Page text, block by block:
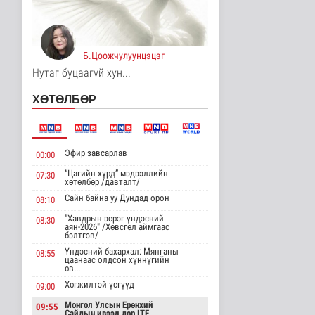
Манай улс Польш
улстай хөдөө аж ахуйн
салбарт өр..
3 цаг 7 минутын өмнө
Одон орны судлаачид
3 цаг 10 минутын өмнө
Боловсролын сайд
"Pearson" компани..
Улс төр
3 цаг 14 минутын өмнө
Б.Сэмжидмаа:
Зөвшөөрлийн шинжтэй
103 бүртгэлээс ..
Нийгэм
Төмөр замчдын
мэргэжлийн өдөрт
Б.Цоожчулуунцэцэг
Нутаг буцаагүй хун...
ХӨТӨЛБӨР
00:00 Эфир завсарлав
07:30
“Цагийн хүрд” мэдээллийн
хөтөлбөр /давталт/
08:10
Сайн байна уу Дундад орон
08:30
"Хавдрын эсрэг үндэсний
аян-2026" /Хөвсгөл аймгаас
бэлтгэв/
08:55
Үндэсний бахархал: Мянганы
цаанаас олдсон хүннүгийн
өв...
09:00
Хөгжилтэй үсгүүд
09:55
Монгол Улсын Ерөнхий